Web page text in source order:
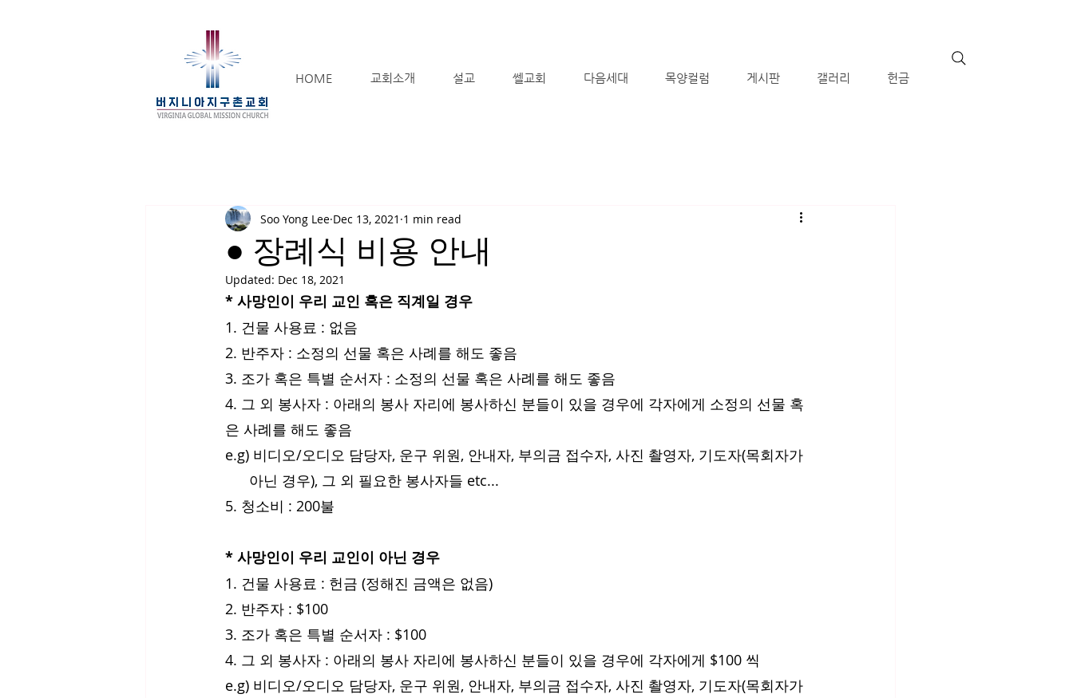
HOME 교회소개 설교 쎌교회 다음세대 목양컬럼 게시판 갤러리 헌금
● 장례식 비용 안내
Soo Yong Lee Dec 13, 2021 1 min read
Updated: Dec 18, 2021
* 사망인이 우리 교인 혹은 직계일 경우
1. 건물 사용료 : 없음
2. 반주자 : 소정의 선물 혹은 사례를 해도 좋음
3. 조가 혹은 특별 순서자 : 소정의 선물 혹은 사례를 해도 좋음
4. 그 외 봉사자 : 아래의 봉사 자리에 봉사하신 분들이 있을 경우에 각자에게 소정의 선물 혹
은 사례를 해도 좋음
e.g) 비디오/오디오 담당자, 운구 위원, 안내자, 부의금 접수자, 사진 촬영자, 기도자(목회자가
      아닌 경우), 그 외 필요한 봉사자들 etc...
5. 청소비 : 200불
* 사망인이 우리 교인이 아닌 경우
1. 건물 사용료 : 헌금 (정해진 금액은 없음)
2. 반주자 : $100
3. 조가 혹은 특별 순서자 : $100
4. 그 외 봉사자 : 아래의 봉사 자리에 봉사하신 분들이 있을 경우에 각자에게 $100 씩
e.g) 비디오/오디오 담당자, 운구 위원, 안내자, 부의금 접수자, 사진 촬영자, 기도자(목회자가